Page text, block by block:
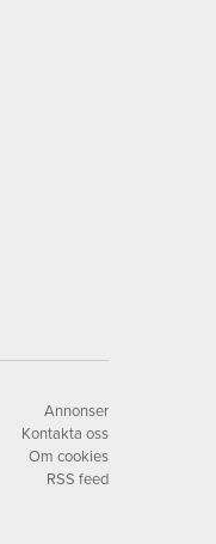
Annonser
Kontakta oss
Om cookies
RSS feed